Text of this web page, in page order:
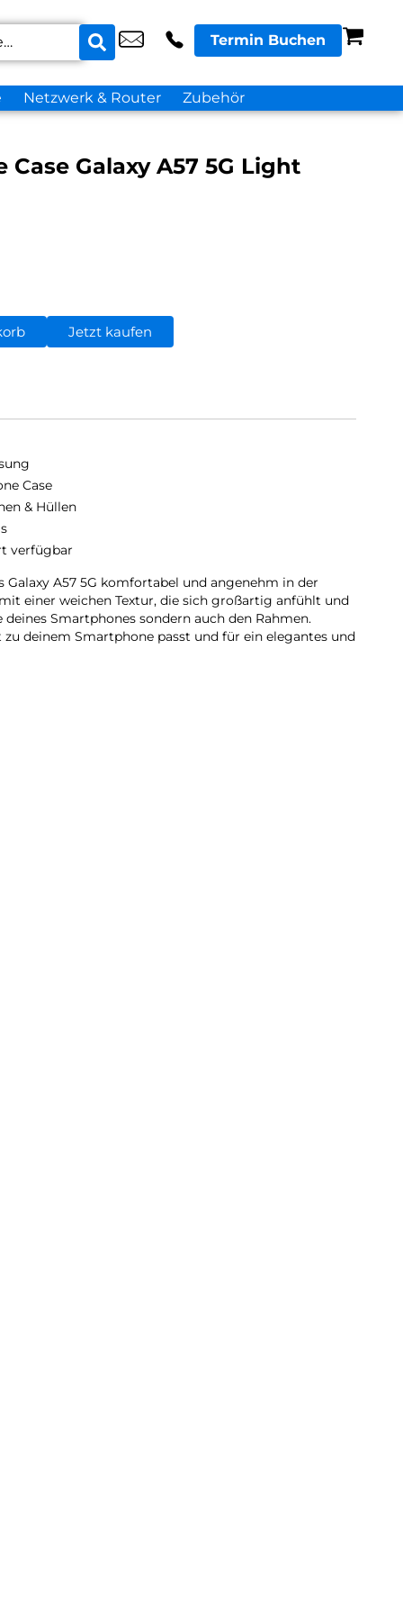
Termin Buchen
Netzwerk & Router Zubehör
Case Galaxy A57 5G Light
Jetzt kaufen
Case
& Hüllen
verfügbar
Galaxy A57 5G komfortabel und angenehm in der
einer weichen Textur, die sich großartig anfühlt und
Smartphones sondern auch den Rahmen.
zu deinem Smartphone passt und für ein elegantes und